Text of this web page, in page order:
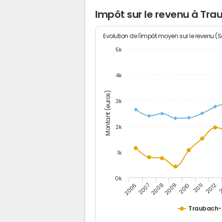
Impôt sur le revenu à
Montant (euros)
Evolution de l'impôt moyen sur le revenu
20062007200820092010 2011 2012
0k
1k
2k
3k
4k
5k